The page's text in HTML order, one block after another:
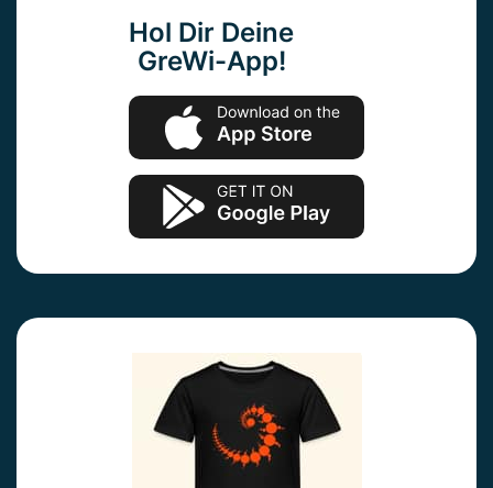
Hol Dir Deine
GreWi-App!